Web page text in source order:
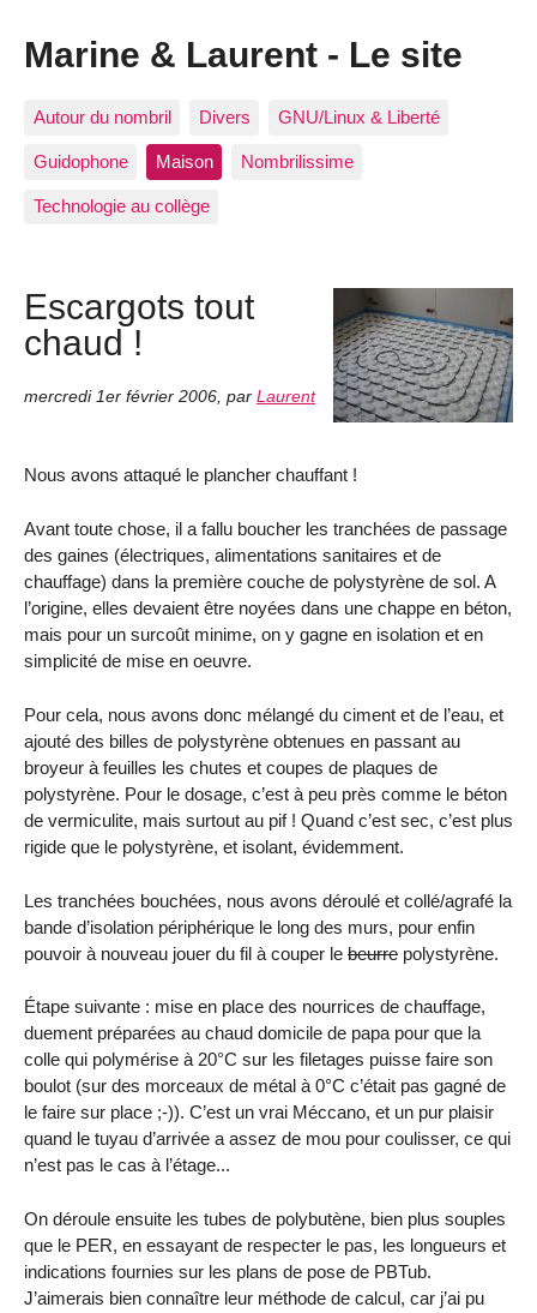
Marine & Laurent - Le site
Autour du nombril Divers GNU/Linux & Liberté
Guidophone Maison Nombrilissime
Technologie au collège
Escargots tout
chaud !
mercredi 1er février 2006 par Laurent
Nous avons attaqué le plancher chauffant !
Avant toute chose, il a fallu boucher les tranchées de passage
des gaines (électriques, alimentations sanitaires et de
chauffage) dans la première couche de polystyrène de sol. A
l’origine, elles devaient être noyées dans une chappe en béton,
mais pour un surcoût minime, on y gagne en isolation et en
simplicité de mise en oeuvre.
Pour cela, nous avons donc mélangé du ciment et de l’eau, et
ajouté des billes de polystyrène obtenues en passant au
broyeur à feuilles les chutes et coupes de plaques de
polystyrène. Pour le dosage, c’est à peu près comme le béton
de vermiculite, mais surtout au pif ! Quand c’est sec, c’est plus
rigide que le polystyrène, et isolant, évidemment.
Les tranchées bouchées, nous avons déroulé et collé/agrafé la
bande d’isolation périphérique le long des murs, pour enfin
pouvoir à nouveau jouer du fil à couper le beurre polystyrène.
Étape suivante : mise en place des nourrices de chauffage,
duement préparées au chaud domicile de papa pour que la
colle qui polymérise à 20°C sur les filetages puisse faire son
boulot (sur des morceaux de métal à 0°C c’était pas gagné de
le faire sur place ;-)). C’est un vrai Méccano, et un pur plaisir
quand le tuyau d’arrivée a assez de mou pour coulisser, ce qui
n’est pas le cas à l’étage...
On déroule ensuite les tubes de polybutène, bien plus souples
que le PER, en essayant de respecter le pas, les longueurs et
indications fournies sur les plans de pose de PBTub.
J’aimerais bien connaître leur méthode de calcul, car j’ai pu